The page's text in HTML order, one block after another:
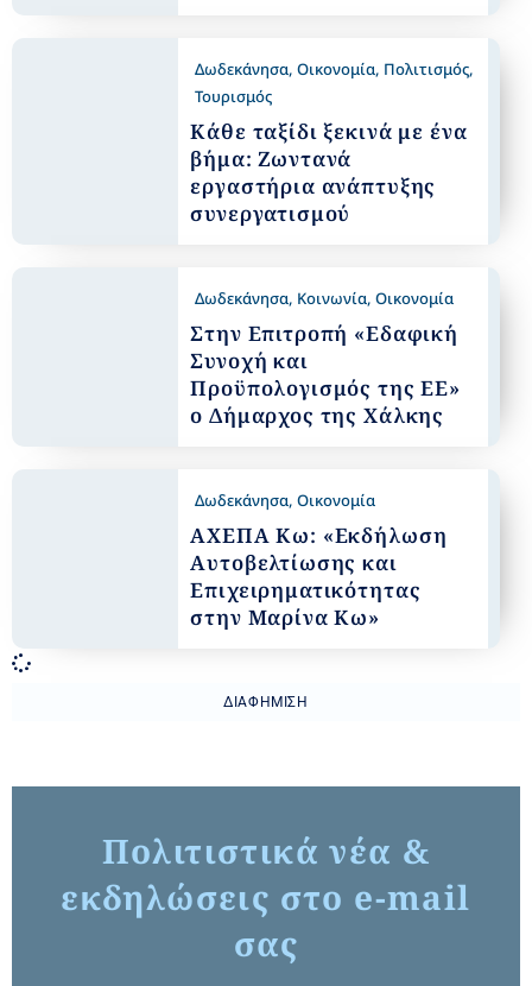
Δωδεκάνησα,Οικονομία, Πολιτισμός,
Τουρισμός
Κάθε ταξίδι ξεκινά με ένα
βήμα: Ζωντανά
εργαστήρια ανάπτυξης
συνεργατισμού
Δωδεκάνησα, Κοινωνία,Οικονομία
Στην Επιτροπή «Εδαφική
Συνοχή και
Προϋπολογισμός της ΕΕ»
ο Δήμαρχος της Χάλκης
Δωδεκάνησα,Οικονομία
ΑΧΕΠΑ Κω: «Εκδήλωση
Αυτοβελτίωσης και
Επιχειρηματικότητας
στην Μαρίνα Κω»
ΔΙΑΦΉΜΙΣΗ
Πολιτιστικά νέα &
εκδηλώσεις στο e-mail
σας